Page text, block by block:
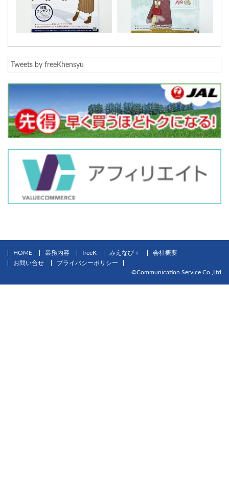
Tweets by freeKhensyu
HOME 業務内容 freeK みえなび＋
会社概要
お問い合せ
プライバシーポリシー
©Communication Service Co.,Ltd